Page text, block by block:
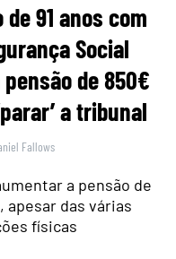
91 anos com
Social
de 850€
a tribunal
Fallows
a pensão de
apesar das várias
físicas